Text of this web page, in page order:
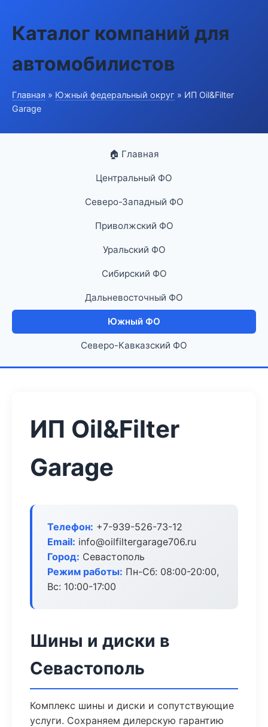
Каталог компаний для
автомобилистов
Главная » Южный федеральный округ » ИП Oil&Filter
Garage
🏠 Главная
Центральный ФО
Северо-Западный ФО
Приволжский ФО
Уральский ФО
Сибирский ФО
Дальневосточный ФО
Южный ФО
Северо-Кавказский ФО
ИП Oil&Filter
Garage
Телефон: +7-939-526-73-12
Email: info@oilfiltergarage706.ru
Город: Севастополь
Режим работы: Пн-Сб: 08:00-20:00,
Вс: 10:00-17:00
Шины и диски в
Севастополь
Комплекс шины и диски и сопутствующие
услуги. Сохраняем дилерскую гарантию